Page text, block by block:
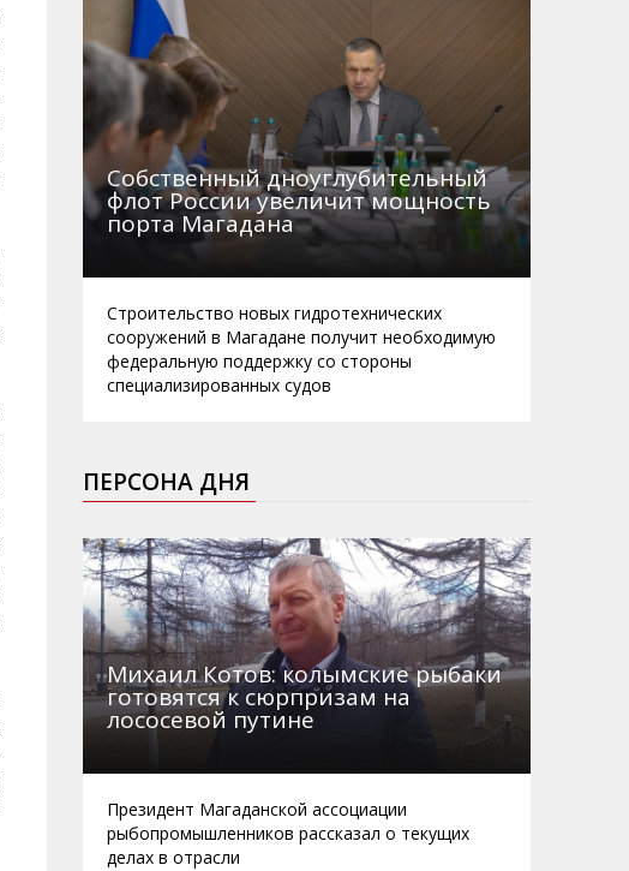
Собственный дноуглубительный
флот России увеличит мощность
порта Магадана
Строительство новых гидротехнических
сооружений в Магадане получит необходимую
федеральную поддержку со стороны
специализированных судов
ПЕРСОНА ДНЯ
Михаил Котов: колымские рыбаки
готовятся к сюрпризам на
лососевой путине
Президент Магаданской ассоциации
рыбопромышленников рассказал о текущих
делах в отрасли